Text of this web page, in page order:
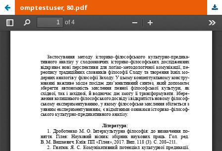
omptestuser, 80.pdf